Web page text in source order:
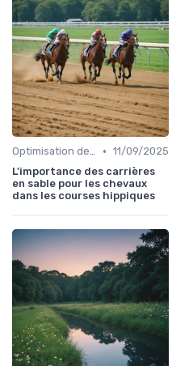
Optimisation des performances • 11/09/2025
L'importance des carrières
en sable pour les chevaux
dans les courses hippiques